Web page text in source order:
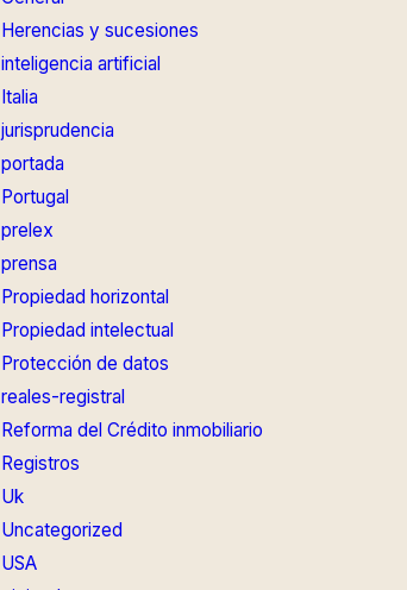
Herencias y sucesiones
inteligencia artificial
Italia
jurisprudencia
portada
Portugal
prelex
prensa
Propiedad horizontal
Propiedad intelectual
Protección de datos
reales-registral
Reforma del Crédito inmobiliario
Registros
Uk
Uncategorized
USA